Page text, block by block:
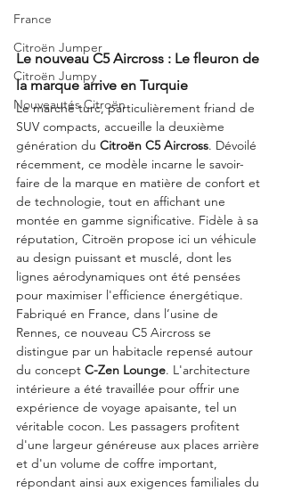
France
Citroën Jumper
Citroën Jumpy
Nouveautés Citroën
Le nouveau C5 Aircross : Le fleuron de
la marque arrive en Turquie
Le marché turc, particulièrement friand de
SUV compacts, accueille la deuxième
génération du Citroën C5 Aircross. Dévoilé
récemment, ce modèle incarne le savoir-
faire de la marque en matière de confort et
de technologie, tout en affichant une
montée en gamme significative. Fidèle à sa
réputation, Citroën propose ici un véhicule
au design puissant et musclé, dont les
lignes aérodynamiques ont été pensées
pour maximiser l'efficience énergétique.
Fabriqué en France, dans l’usine de
Rennes, ce nouveau C5 Aircross se
distingue par un habitacle repensé autour
du concept C-Zen Lounge. L'architecture
intérieure a été travaillée pour offrir une
expérience de voyage apaisante, tel un
véritable cocon. Les passagers profitent
d'une largeur généreuse aux places arrière
et d'un volume de coffre important,
répondant ainsi aux exigences familiales du